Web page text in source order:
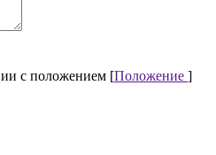
с положением [Положение ]